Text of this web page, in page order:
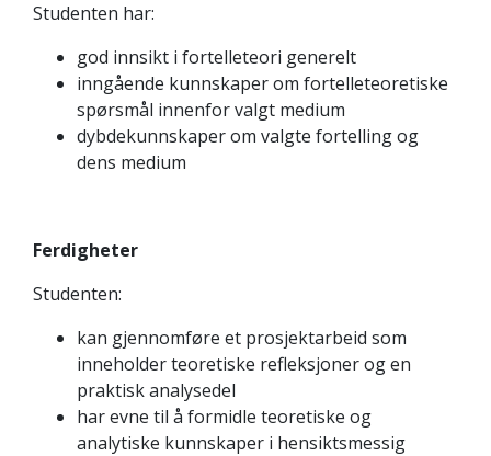
Studenten har:
god innsikt i fortelleteori generelt
inngående kunnskaper om fortelleteoretiske
spørsmål innenfor valgt medium
dybdekunnskaper om valgte fortelling og
dens medium
Ferdigheter
Studenten:
kan gjennomføre et prosjektarbeid som
inneholder teoretiske refleksjoner og en
praktisk analysedel
har evne til å formidle teoretiske og
analytiske kunnskaper i hensiktsmessig